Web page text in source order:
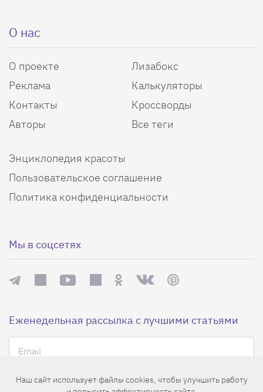
О нас
О проекте
Реклама
Контакты
Авторы
Лизабокс
Калькуляторы
Кроссворды
Все теги
Энциклопедия красоты
Пользовательское соглашение
Политика конфиденциальности
Мы в соцсетях
Еженедельная рассылка с лучшими статьями
Наш сайт использует файлы cookies, чтобы улучшить работу